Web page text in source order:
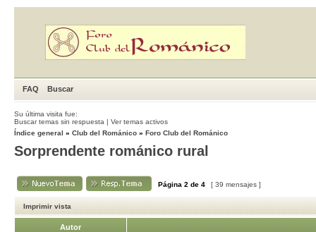
FAQ Buscar
Su última visita fue:
Buscar temas sin respuesta | Ver temas activos
Índice general » Club del Románico » Foro Club del Románico
Sorprendente románico rural
Página 2 de 4 [ 39 mensajes ]
Imprimir vista
Autor